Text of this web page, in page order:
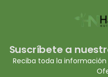
Suscríbete a
Reciba toda la